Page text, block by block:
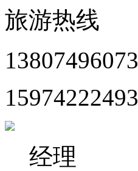
旅游热线
13807496073
15974222493
经理